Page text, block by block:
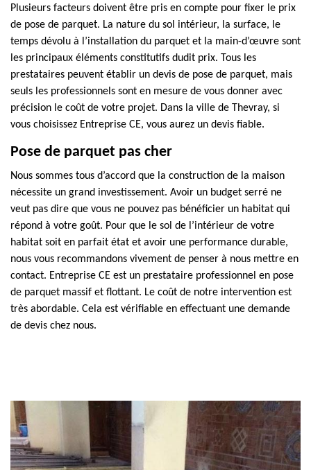
Plusieurs facteurs doivent être pris en compte pour fixer le prix
de pose de parquet. La nature du sol intérieur, la surface, le
temps dévolu à l’installation du parquet et la main-d’œuvre sont
les principaux éléments constitutifs dudit prix. Tous les
prestataires peuvent établir un devis de pose de parquet, mais
seuls les professionnels sont en mesure de vous donner avec
précision le coût de votre projet. Dans la ville de Thevray, si
vous choisissez Entreprise CE, vous aurez un devis fiable.
Pose de parquet pas cher
Nous sommes tous d’accord que la construction de la maison
nécessite un grand investissement. Avoir un budget serré ne
veut pas dire que vous ne pouvez pas bénéficier un habitat qui
répond à votre goût. Pour que le sol de l’intérieur de votre
habitat soit en parfait état et avoir une performance durable,
nous vous recommandons vivement de penser à nous mettre en
contact. Entreprise CE est un prestataire professionnel en pose
de parquet massif et flottant. Le coût de notre intervention est
très abordable. Cela est vérifiable en effectuant une demande
de devis chez nous.